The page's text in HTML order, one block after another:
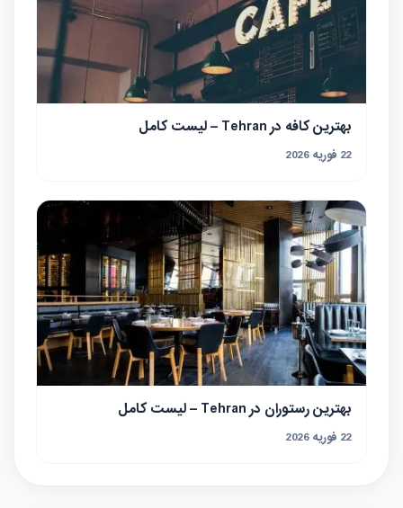
بهترین کافه در Tehran – لیست کامل
22 فوریه 2026
بهترین رستوران در Tehran – لیست کامل
22 فوریه 2026